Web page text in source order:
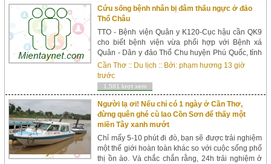
Cứu sống bệnh nhân bị đâm thấu ngực ở đảo
Thổ Châu
TTO - Bệnh viện Quân y K120-Cục hậu cần QK9
cho biết bệnh viện vừa phối hợp với Bệnh xá
Quân - Dân y đảo Thổ Chu huyện Phú Quốc, tỉnh
Kiên Giang cứu sống thành công 1 bệnh nhân bị
dao đâm vết với thương xuyên thấu ngực, thấu
bụng. Xem th&ecir...
Cần Thơ :: Du lịch :: Bởi:phạm hương 13 giờ
trước
1,581 lượt xem
Người lạ ơi! Nếu chỉ có 1 ngày ở Cần Thơ,
đừng quên ghé cù lao Cồn Sơn để thấy một
miền Tây xanh mướt
Chỉ mấy 5-10 phút đi đò, bạn sẽ được trải nghiệm
một thế giới hoàn toàn khác so với cuộc sống phố
thị ồn ào. Và chắc chắn rằng, 24h trải nghiệm ở